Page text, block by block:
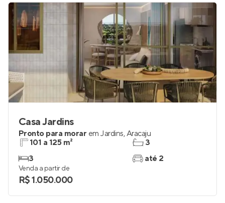
Casa Jardins
Pronto para morar em Jardins,Aracaju
101 a 125 m²
3
3
até 2
Venda a partir de
R$ 1.050.000